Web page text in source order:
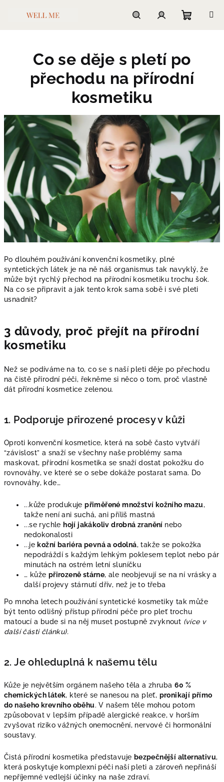
košík
Co se děje s pletí po
přechodu na přírodní
kosmetiku
Po dlouhém používání konvenční kosmetiky, plné
syntetických látek je na ně náš organismus tak navyklý, že
může být rychlý přechod na přírodní kosmetiku trochu šok.
Na co se připravit a jak tento krok sama sobě i své pleti
usnadnit?
3 důvody, proč přejít na přírodní
kosmetiku
Než se podíváme na to, co se s naší pleti děje po přechodu
na čistě přírodní péči, řekněme si něco o tom, proč vlastně
dát přírodní kosmetice zelenou.
1. Podporuje přirozené procesy v kůži
Oproti konvenční kosmetice, která na sobě často vytváří
“závislost” a snaží se všechny naše problémy sama
maskovat, přírodní kosmetika se snaží dostat pokožku do
rovnováhy, ve které se o sebe dokáže postarat sama. Do
rovnováhy, kde…
...kůže produkujepřiměřené množství kožního mazu,
takže není ani suchá, ani příliš mastná
...se rychle hojí jakákoliv drobná zranění nebo
nedokonalosti
...je kožní bariéra pevná a odolná, takže se pokožka
nepodráždí s každým lehkým poklesem teplot nebo pár
minutách na ostrém letní sluníčku
… kůže přirozeně stárne, ale neobjevují se na ní vrásky a
další projevy stárnutí dřív, než je to třeba
Po mnoha letech používání syntetické kosmetiky tak může
být tento odlišný přístup přírodní péče pro pleť trochu
matoucí a bude si na něj muset postupně zvyknout (více v
další části článku).
2. Je ohleduplná k našemu tělu
Kůže je největším orgánem našeho těla a zhruba 60 %
chemických látek, které se nanesou na pleť, pronikají přímo
do našeho krevního oběhu. V našem těle mohou potom
způsobovat v lepším případě alergické reakce, v horším
zvyšovat riziko vážných onemocnění, nervové či hormonální
soustavy.
Čistá přírodní kosmetika představuje bezpečnější alternativu,
která poskytuje komplexní péči naší pleti a zároveň nepřináší
nepříjemné vedlejší účinky na naše zdraví.